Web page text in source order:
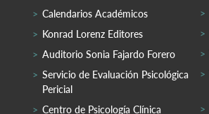
Calendarios Académicos
Konrad Lorenz Editores
Auditorio Sonia Fajardo Forero
Servicio de Evaluación Psicológica
Pericial
Centro de Psicología Clínica